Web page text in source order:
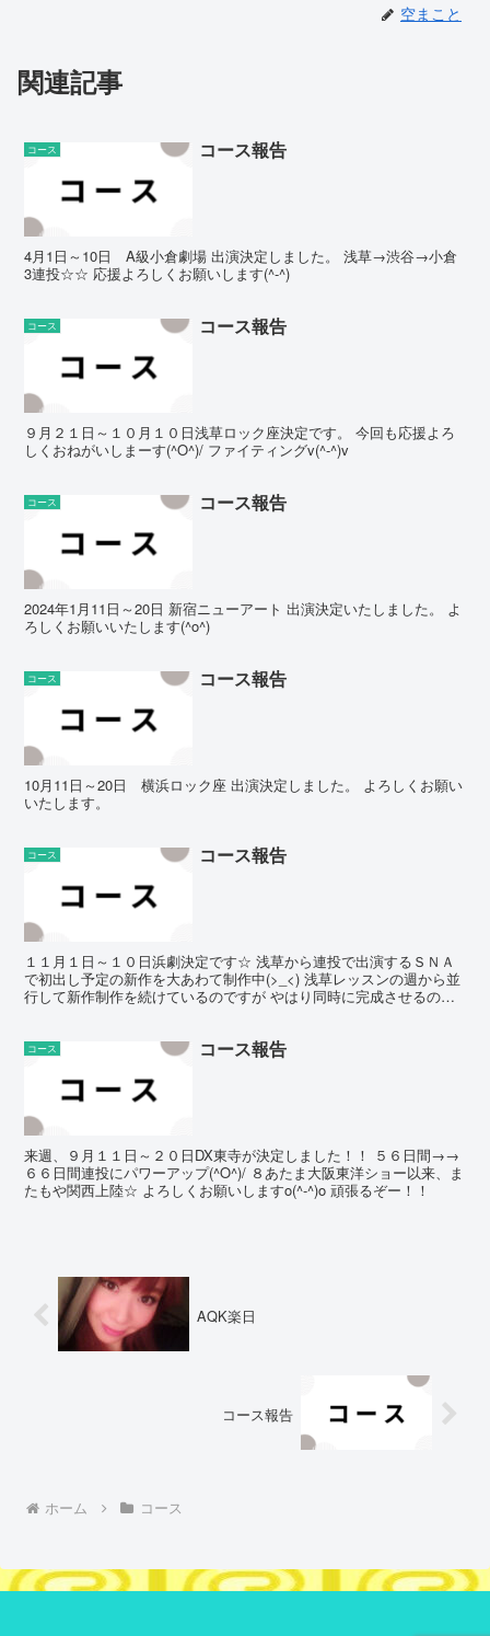
空まこと
関連記事
コース コース報告
4月1日～10日 A級小倉劇場 出演決定しました。 浅草→渋谷→小倉
3連投☆☆ 応援よろしくお願いします(^-^)
コース コース報告
９月２１日～１０月１０日浅草ロック座決定です。 今回も応援よろ
しくおねがいしまーす(^O^)/ ファイティングv(^-^)v
コース コース報告
2024年1月11日～20日 新宿ニューアート 出演決定いたしました。 よ
ろしくお願いいたします(^o^)
コース コース報告
10月11日～20日 横浜ロック座 出演決定しました。 よろしくお願い
いたします。
コース コース報告
１１月１日～１０日浜劇決定です☆ 浅草から連投で出演するＳＮＡ
で初出し予定の新作を大あわて制作中(>_<) 浅草レッスンの週から並
行して新作制作を続けているのですが やはり同時に完成させるのは
コース コース報告
来週、９月１１日～２０日DX東寺が決定しました！！ ５６日間→→
６６日間連投にパワーアップ(^O^)/ ８あたま大阪東洋ショー以来、ま
たもや関西上陸☆ よろしくお願いしますo(^-^)o 頑張るぞー！！
AQK楽日
コース報告
ホーム コース